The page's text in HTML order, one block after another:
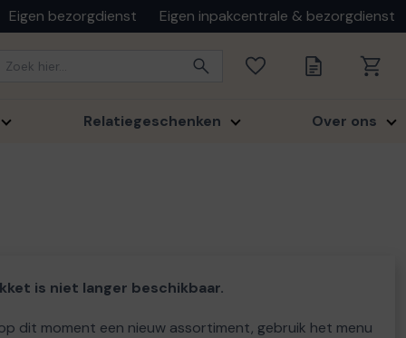
Eigen bezorgdienst Eigen inpakcentrale & bezorgdienst
Relatiegeschenken Over ons
is niet langer beschikbaar.
dit moment een nieuw assortiment, gebruik het menu